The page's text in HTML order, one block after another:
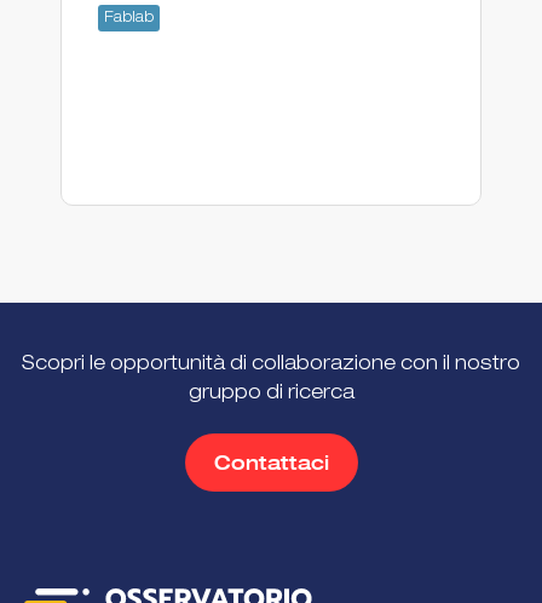
Fablab
Scopri le opportunità di collaborazione con il nostro
gruppo di ricerca
Contattaci